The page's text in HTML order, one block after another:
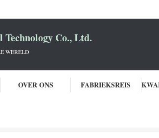
Co., Ltd.
WERELD
OVER ONS FABRIEKSREIS